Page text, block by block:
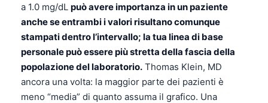
a 1.0 mg/dL può avere importanza in un paziente
anche se entrambi i valori risultano comunque
stampati dentro l’intervallo; la tua linea di base
personale può essere più stretta della fascia della
popolazione del laboratorio. Thomas Klein, MD
ancora una volta: la maggior parte dei pazienti è
meno “media” di quanto assuma il grafico. Una
Català
Қазақ тілі
Suomi
Hrvatski
Slovenčina